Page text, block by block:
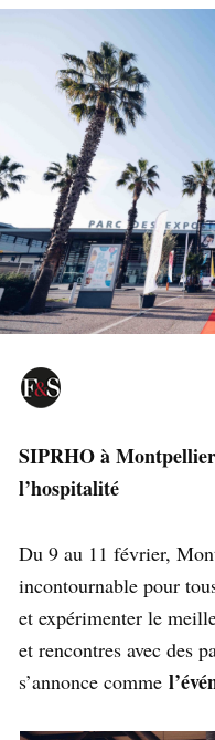
SIPRHO à
l’hospitalité
Du 9 au 11 février,
incontournable pour
et expérimenter le
et rencontres avec des
s’annonce comme